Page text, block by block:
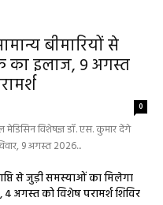
बीमारियों से
का इलाज, 9 अगस्त
0
विशेषज्ञ डॉ. एस. कुमार देंगे
9 अगस्त 2026...
से जुड़ी समस्याओं का मिलेगा
अगस्त को विशेष परामर्श शिविर